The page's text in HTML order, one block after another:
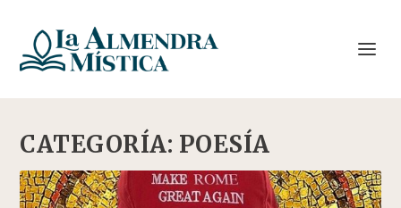
CATEGORÍA: POESÍA